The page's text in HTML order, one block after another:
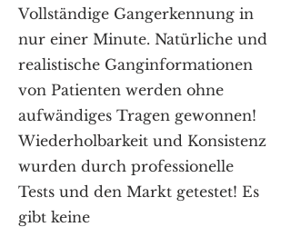
Vollständige Gangerkennung in
nur einer Minute. Natürliche und
realistische Ganginformationen
von Patienten werden ohne
aufwändiges Tragen gewonnen!
Wiederholbarkeit und Konsistenz
wurden durch professionelle
Tests und den Markt getestet! Es
gibt keine